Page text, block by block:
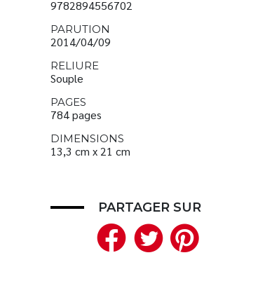
9782894556702
PARUTION
2014/04/09
RELIURE
Souple
PAGES
784 pages
DIMENSIONS
13,3 cm x 21 cm
PARTAGER SUR
Facebook
Twitter